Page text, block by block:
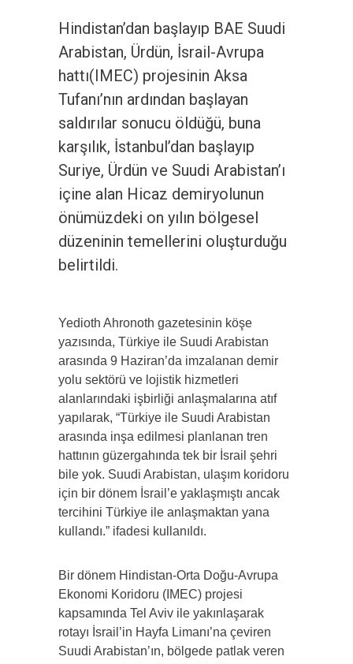
Hindistan’dan başlayıp BAE Suudi
Arabistan, Ürdün, İsrail-Avrupa
hattı(IMEC) projesinin Aksa
Tufanı’nın ardından başlayan
saldırılar sonucu öldüğü, buna
karşılık, İstanbul’dan başlayıp
Suriye, Ürdün ve Suudi Arabistan’ı
içine alan Hicaz demiryolunun
önümüzdeki on yılın bölgesel
düzeninin temellerini oluşturduğu
belirtildi.
Yedioth Ahronoth gazetesinin köşe
yazısında, Türkiye ile Suudi Arabistan
arasında 9 Haziran’da imzalanan demir
yolu sektörü ve lojistik hizmetleri
alanlarındaki işbirliği anlaşmalarına atıf
yapılarak, “Türkiye ile Suudi Arabistan
arasında inşa edilmesi planlanan tren
hattının güzergahında tek bir İsrail şehri
bile yok. Suudi Arabistan, ulaşım koridoru
için bir dönem İsrail’e yaklaşmıştı ancak
tercihini Türkiye ile anlaşmaktan yana
kullandı.” ifadesi kullanıldı.
Bir dönem Hindistan-Orta Doğu-Avrupa
Ekonomi Koridoru (IMEC) projesi
kapsamında Tel Aviv ile yakınlaşarak
rotayı İsrail’in Hayfa Limanı’na çeviren
Suudi Arabistan’ın, bölgede patlak veren